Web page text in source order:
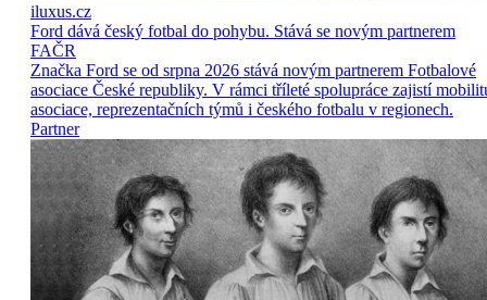
iluxus.cz
Ford dává český fotbal do pohybu. Stává se novým partnerem
FAČR
Značka Ford se od srpna 2026 stává novým partnerem Fotbalové
asociace České republiky. V rámci tříleté spolupráce zajistí
asociace, reprezentačních týmů i českého fotbalu v regionech.
Partner